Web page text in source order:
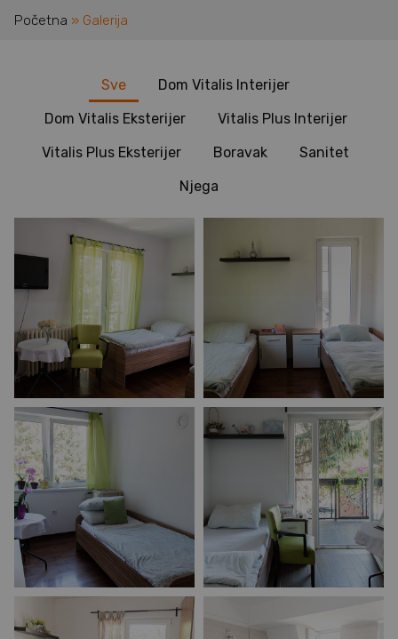
Početna » Galerija
Sve
Dom Vitalis Interijer
Dom Vitalis Eksterijer
Vitalis Plus Interijer
Vitalis Plus Eksterijer
Boravak
Sanitet
Njega